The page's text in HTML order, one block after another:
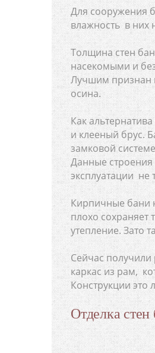
Для сооружения
влажность в них
Толщина стен
насекомыми и
Лучшим признан
осина.
Как
и клееный брус.
замковой
Данные
эксплуатации не
Кирпичные бани
плохо сохраняет
утепление. Зато
Сейчас получили
каркас из рам,
Конструкции это
Отделка стен